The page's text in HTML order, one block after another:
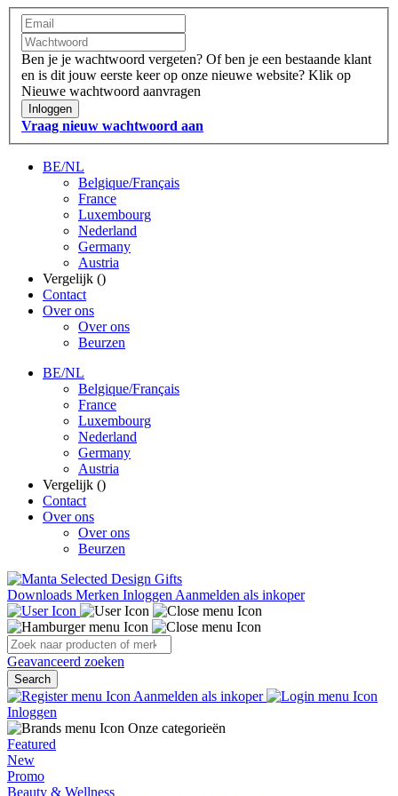
Ben je je wachtwoord vergeten? Of ben je een bestaande klant
en is dit jouw eerste keer op onze nieuwe website? Klik op
Nieuwe wachtwoord aanvragen
Inloggen
Vraag nieuw wachtwoord aan
BE/NL
Belgique/Français
France
Luxembourg
Nederland
Germany
Austria
Vergelijk ()
Contact
Over ons
Over ons
Beurzen
BE/NL
Belgique/Français
France
Luxembourg
Nederland
Germany
Austria
Vergelijk ()
Contact
Over ons
Over ons
Beurzen
Downloads Merken Inloggen Aanmelden als inkoper
Geavanceerd zoeken
Search
Aanmelden als inkoper
Inloggen
Onze categorieën
Featured
New
Promo
Beauty & Wellness